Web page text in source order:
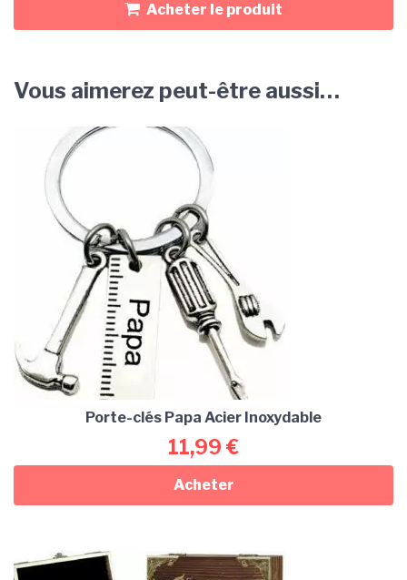
Acheter le produit
Vous aimerez peut-être aussi…
Porte-clés Papa Acier Inoxydable
11,99 €
Acheter